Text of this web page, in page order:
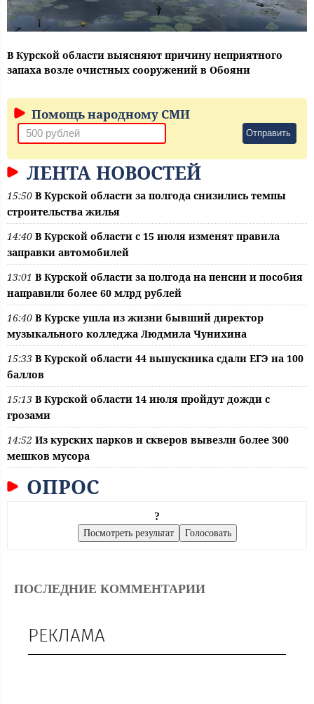
В Курской области выясняют причину неприятного
запаха возле очистных сооружений в Обояни
Помощь народному СМИ
Отправить
ЛЕНТА НОВОСТЕЙ
15:50 В Курской области за полгода снизились темпы
строительства жилья
14:40 В Курской области с 15 июля изменят правила
заправки автомобилей
13:01 В Курской области за полгода на пенсии и пособия
направили более 60 млрд рублей
16:40 В Курске ушла из жизни бывший директор
музыкального колледжа Людмила Чунихина
15:33 В Курской области 44 выпускника сдали ЕГЭ на 100
баллов
15:13 В Курской области 14 июля пройдут дожди с
грозами
14:52 Из курских парков и скверов вывезли более 300
мешков мусора
ОПРОС
?
ПОСЛЕДНИЕ КОММЕНТАРИИ
РЕКЛАМА